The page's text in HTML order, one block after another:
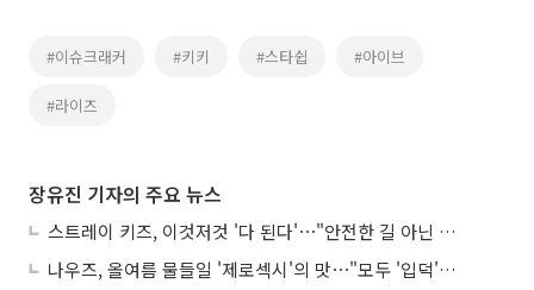
#이슈크래커 #키키 #스타쉽 #아이브
#라이즈
장유진 기자의 주요 뉴스
스트레이 키즈, 이것저것 '다 된다'⋯"안전한 길 아닌 도전이 재밌어"
나우즈, 올여름 물들일 '제로섹시'의 맛⋯"모두 '입덕'시킬 것"